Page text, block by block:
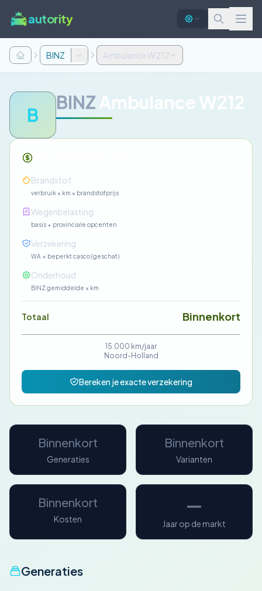
autority
BINZ Ambulance W212
B
BINZAmbulance W212
Brandstof
verbruik × km × brandstofprijs
Wegenbelasting
basis + provinciale opcenten
Verzekering
WA + beperkt casco (geschat)
Onderhoud
BINZ gemiddelde × km
Totaal Binnenkort
15.000 km/jaar
Noord-Holland
Bereken je exacte verzekering
Binnenkort
Generaties
Binnenkort
Varianten
Binnenkort
Kosten
—
Jaar op de markt
Generaties